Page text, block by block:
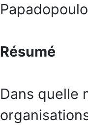
Résumé
Dans quelle